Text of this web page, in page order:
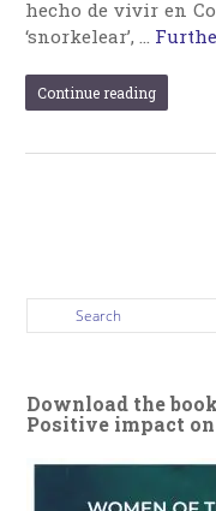
hecho de vivir en
‘snorkelear’, …
Continue reading
Download the
Positive impact